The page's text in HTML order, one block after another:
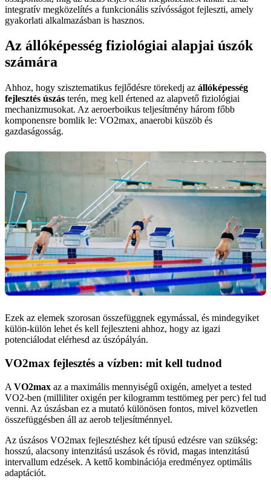
integratív megközelítés a funkcionális szívósságot fejleszti, amely
gyakorlati alkalmazásban is hasznos.
Az állóképesség fiziológiai alapjai úszók
számára
Ahhoz, hogy szisztematikus fejlődésre törekedj az állóképesség
fejlesztés úszás terén, meg kell értened az alapvető fiziológiai
mechanizmusokat. Az aeroerboikus teljesítmény három főbb
komponensre bomlik le: VO2max, anaerobi küszöb és
gazdaságosság.
Ezek az elemek szorosan összefüggnek egymással, és mindegyiket
külön-külön lehet és kell fejleszteni ahhoz, hogy az igazi
potenciálodat elérhesd az úszópályán.
VO2max fejlesztés a vízben: mit kell tudnod
A VO2max az a maximális mennyiségű oxigén, amelyet a tested
VO2-ben (milliliter oxigén per kilogramm testtömeg per perc) fel tud
venni. Az úszásban ez a mutató különösen fontos, mivel közvetlen
összefüggésben áll az aerob teljesítménnyel.
Az úszásos VO2max fejlesztéshez két típusú edzésre van szükség:
hosszú, alacsony intenzitású uszások és rövid, magas intenzitású
intervallum edzések. A kettő kombinációja eredményez optimális
adaptációt.